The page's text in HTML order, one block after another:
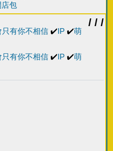
包
有你不相信 ✔️IP ✔️萌
有你不相信 ✔️IP ✔️萌
/ / /